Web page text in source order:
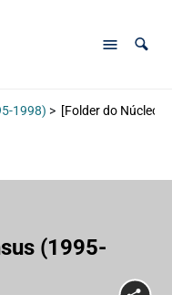
1998) > [Folder do Núcleo
(1995-